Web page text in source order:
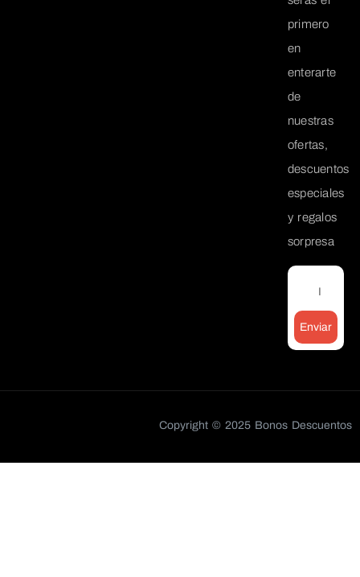
primero
en
enterarte
de
nuestras
ofertas,
descuentos
especiales
y regalos
sorpresa
Enviar
Copyright © 2025 Bonos Descuentos